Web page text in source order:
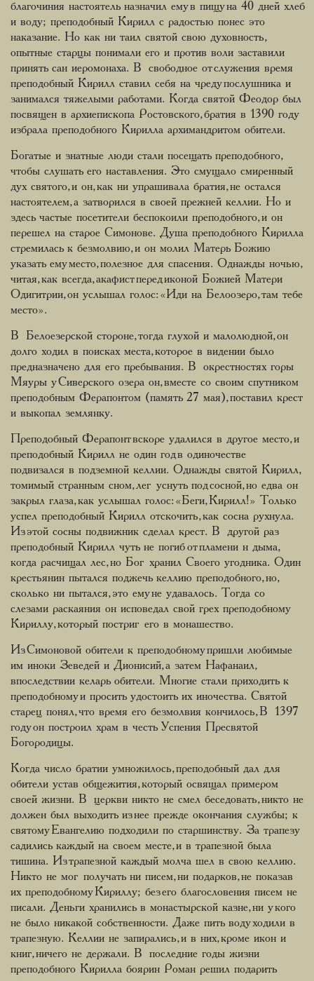
благочиния настоятель назначил ему в пищу на 40 дней хлеб
и воду; преподобный Кирилл с радостью понес это
наказание. Но как ни таил святой свою духовность,
опытные старцы понимали его и против воли заставили
принять сан иеромонаха. В свободное от служения время
преподобный Кирилл ставил себя на чреду послушника и
занимался тяжелыми работами. Когда святой Феодор был
посвящен в архиепископа Ростовского, братия в 1390 году
избрала преподобного Кирилла архимандритом обители.
Богатые и знатные люди стали посещать преподобного,
чтобы слушать его наставления. Это смущало смиренный
дух святого, и он, как ни упрашивала братия, не остался
настоятелем, а затворился в своей прежней келлии. Но и
здесь частые посетители беспокоили преподобного, и он
перешел на старое Симонове. Душа преподобного Кирилла
стремилась к безмолвию, и он молил Матерь Божию
указать ему место, полезное для спасения. Однажды ночью,
читая, как всегда, акафист перед иконой Божией Матери
Одигитрии, он услышал голос: «Иди на Белоозеро, там тебе
место».
В Белоезерской стороне, тогда глухой и малолюдной, он
долго ходил в поисках места, которое в видении было
предназначено для его пребывания. В окрестностях горы
Мяуры у Сиверского озера он, вместе со своим спутником
преподобным Ферапонтом (память 27 мая), поставил крест
и выкопал землянку.
Преподобный Ферапонт вскоре удалился в другое место, и
преподобный Кирилл не один год в одиночестве
подвизался в подземной келлии. Однажды святой Кирилл,
томимый странным сном, лег уснуть под сосной, но едва он
закрыл глаза, как услышал голос: «Беги, Кирилл!» Только
успел преподобный Кирилл отскочить, как сосна рухнула.
Из этой сосны подвижник сделал крест. В другой раз
преподобный Кирилл чуть не погиб от пламени н дыма,
когда расчищал лес, но Бог хранил Своего угодника. Один
крестьянин пытался поджечь келлию преподобного, но,
сколько ни пытался, это ему не удавалось. Тогда со
слезами раскаяния он исповедал свой грех преподобному
Кириллу, который постриг его в монашество.
Из Симоновой обители к преподобному пришли любимые
им иноки Зеведей и Дионисий, а затем Нафанаил,
впоследствии келарь обители. Многие стали приходить к
преподобному и просить удостоить их иночества. Святой
старец понял, что время его безмолвия кончилось, В 1397
году он построил храм в честь Успения Пресвятой
Богородицы.
Когда число братии умножилось, преподобный дал для
обители устав общежития, который освящал примером
своей жизни. В церкви никто не смел беседовать, никто не
должен был выходить из нее прежде окончания службы; к
святому Евангелию подходили по старшинству. За трапезу
садились каждый на своем месте, и в трапезной была
тишина. Из трапезной каждый молча шел в свою келлию.
Никто не мог получать ни писем, ни подарков, не показав
их преподобному Кириллу; без его благословения писем не
писали. Деньги хранились в монастырской казне, ни у кого
не было никакой собственности. Даже пить воду ходили в
трапезную. Келлии не запирались, и в них, кроме икон и
книг, ничего не держали. В последние годы жизни
преподобного Кирилла боярин Роман решил подарить